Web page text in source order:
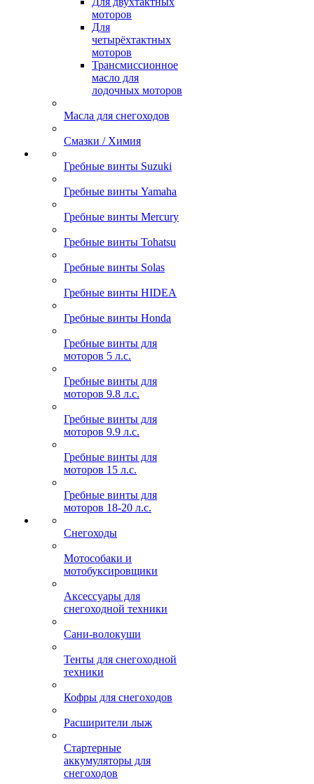
моторов
Для
четырёхтактных
моторов
Трансмиссионное
масло для
лодочных моторов
Масла для снегоходов
Смазки / Химия
Гребные винты Suzuki
Гребные винты Yamaha
Гребные винты Mercury
Гребные винты Tohatsu
Гребные винты Solas
Гребные винты HIDEA
Гребные винты Honda
Гребные винты для
моторов 5 л.с.
Гребные винты для
моторов 9.8 л.с.
Гребные винты для
моторов 9.9 л.с.
Гребные винты для
моторов 15 л.с.
Гребные винты для
моторов 18-20 л.с.
Снегоходы
Мотособаки и
мотобуксировщики
Аксессуары для
снегоходной техники
Сани-волокуши
Тенты для снегоходной
техники
Кофры для снегоходов
Расширители лыж
Стартерные
аккумуляторы для
снегоходов